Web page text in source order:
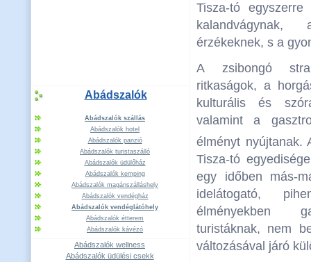
Abádszalók
Abádszalók szállás
Abádszalók hotel
Abádszalók panzió
Abádszalók turistaszálló
Abádszalók üdülőház
Abádszalók kemping
Abádszalók magánszálláshely
Abádszalók vendégház
Abádszalók vendéglátóhely
Abádszalók étterem
Abádszalók kávézó
Abádszalók wellness
Abádszalók üdülési csekk
Tisza-tó
érzékeknek, s a
A zsibongó
ritkaságok, a
kulturális és
valamint a
élményt nyújtanak.
Tisza-tó
egy időben más-
idelátogató,
élményekben
turistáknak, nem
változásával járó